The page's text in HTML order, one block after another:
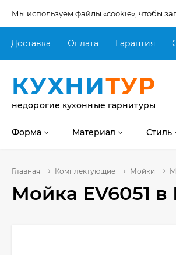
Мы используем файлы «cookie», чтобы
Доставка Оплата Гарантия
КУХНИТУР
недорогие кухонные гарнитуры
Форма Материал Стиль
Главная Комплектующие Мойки
Мойка EV6051 в